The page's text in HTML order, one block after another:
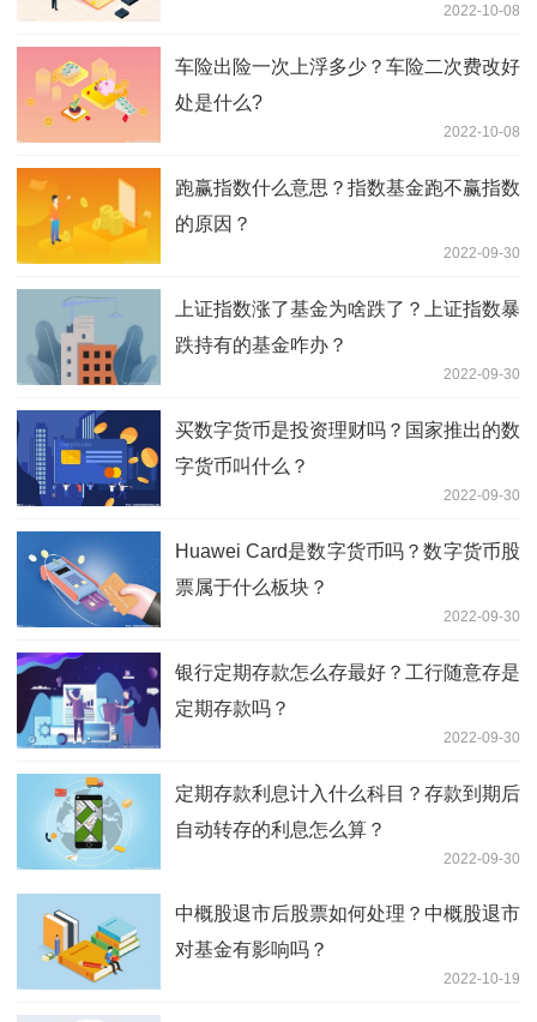
2022-10-08
车险出险一次上浮多少？车险二次费改好
处是什么?
2022-10-08
跑赢指数什么意思？指数基金跑不赢指数
的原因？
2022-09-30
上证指数涨了基金为啥跌了？上证指数暴
跌持有的基金咋办？
2022-09-30
买数字货币是投资理财吗？国家推出的数
字货币叫什么？
2022-09-30
Huawei Card是数字货币吗？数字货币股
票属于什么板块？
2022-09-30
银行定期存款怎么存最好？工行随意存是
定期存款吗？
2022-09-30
定期存款利息计入什么科目？存款到期后
自动转存的利息怎么算？
2022-09-30
中概股退市后股票如何处理？中概股退市
对基金有影响吗？
2022-10-19